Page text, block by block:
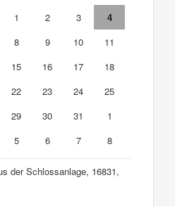
1 2 3
4
8 9 10
11
15 16 17
18
22 23 24
25
29 30 31
1
5 6 7 8
der Schlossanlage, 16831,